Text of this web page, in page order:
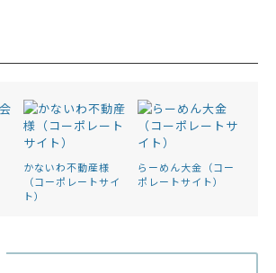
かないわ不動産様
（コーポレートサイ
ト）
らーめん大金（コー
ポレートサイト）